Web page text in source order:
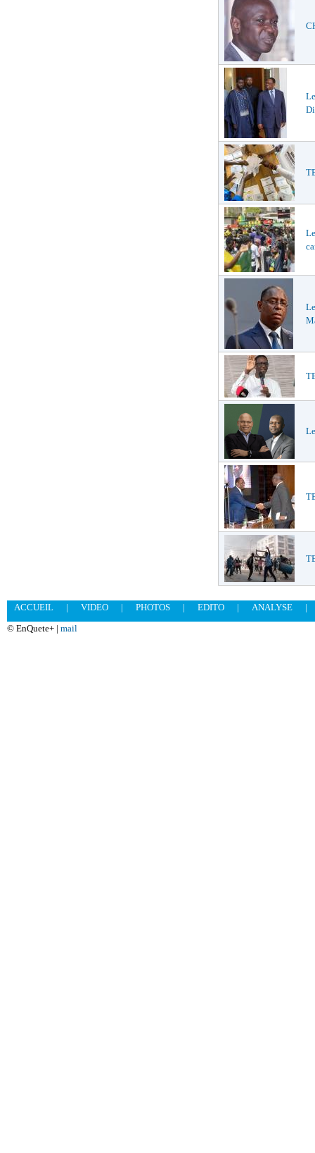
ACCUEIL | VIDEO | PHOTOS | EDITO | ANALYSE
|
© EnQuete+ | mail